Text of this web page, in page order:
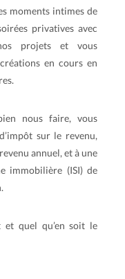
moments intimes de
privatives avec
projets et vous
en cours en
nous faire, vous
sur le revenu,
annuel, et à une
immobilière (ISI) de
et quel qu’en soit le